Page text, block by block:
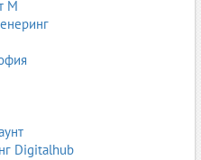
М
Digitalhub